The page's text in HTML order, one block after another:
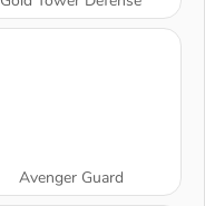
Avenger Guard